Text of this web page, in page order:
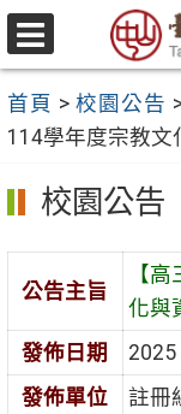
跳
至
要
內
容
區
選
單
首頁 > 校園公告
114學年度宗教文
校園公告
公告主旨
【
化與
發佈日期
2025
發佈單位
註冊